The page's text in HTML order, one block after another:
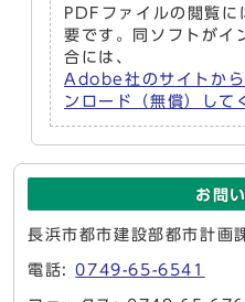
PDFファイルの閲覧
要です。同ソフトがイ
合には、
Adobe社のサイトか
ンロード（無償）して
お問
長浜市都市建設部都市計画
電話:0749-65-6541